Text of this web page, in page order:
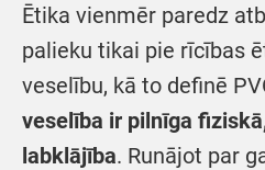
Ētika vienmēr paredz
palieku tikai pie rīcības
veselību, kā to definē
veselība ir pilnīga
labklājība. Runājot par